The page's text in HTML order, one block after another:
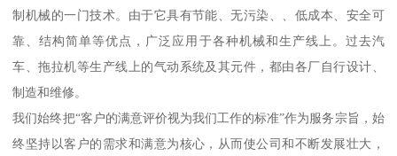
制机械的一门技术。由于它具有节能、无污染、、低成本、安全可
靠、结构简单等优点，广泛应用于各种机械和生产线上。过去汽
车、拖拉机等生产线上的气动系统及其元件，都由各厂自行设计、
制造和维修。
我们始终把“客户的满意评价视为我们工作的标准”作为服务宗旨，始
终坚持以客户的需求和满意为核心，从而使公司和不断发展壮大，